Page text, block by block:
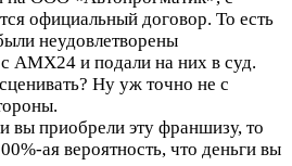
официальный договор. То есть
неудовлетворены
AMX24 и подали на них в суд.
Ну уж точно не с
вы приобрели эту франшизу, то
ая вероятность, что деньги вы